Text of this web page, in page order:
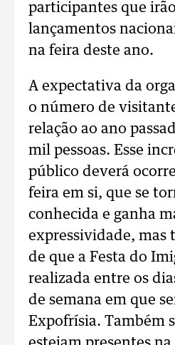
participantes que
lançamentos
na feira deste ano.
A expectativa da
o número de
relação ao ano
mil pessoas. Esse
público deverá
feira em si, que se
conhecida e ganha
expressividade, mas
de que a Festa do
realizada entre os
de semana em que
Expofrísia. Também